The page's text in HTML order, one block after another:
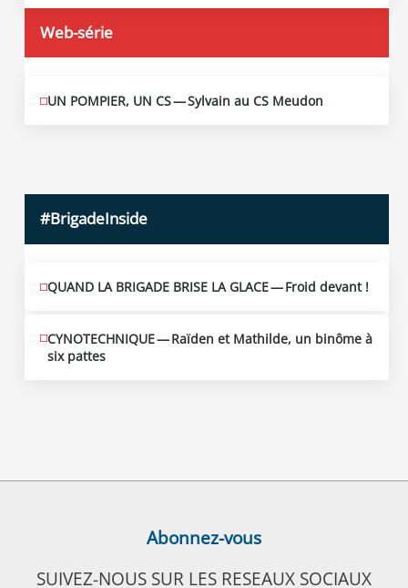
Web-série
MAI
10
UN POMPIER, UN CS — Sylvain au CS Meudon
#BrigadeInside
QUAND LA BRIGADE BRISE LA GLACE — Froid devant !
CYNOTECHNIQUE — Raïden et Mathilde, un binôme à
six pattes
Abonnez-vous
SUIVEZ-NOUS SUR LES RESEAUX SOCIAUX